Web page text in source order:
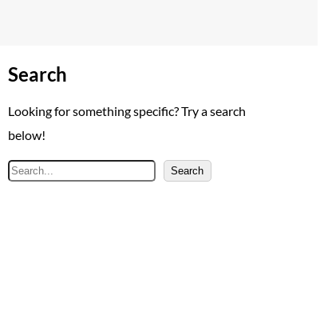
Search
Looking for something specific? Try a search
below!
A
Search